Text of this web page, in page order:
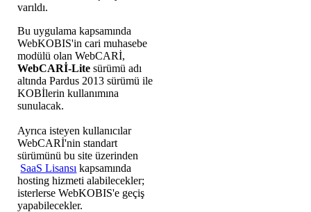
varıldı.
Bu uygulama kapsamında
WebKOBIS'in cari muhasebe
modülü olan WebCARİ,
WebCARİ-Lite sürümü adı
altında Pardus 2013 sürümü ile
KOBİlerin kullanımına
sunulacak.
Ayrıca isteyen kullanıcılar
WebCARİ'nin standart
sürümünü bu site üzerinden
SaaS Lisansı kapsamında
hosting hizmeti alabilecekler;
isterlerse WebKOBIS'e geçiş
yapabilecekler.